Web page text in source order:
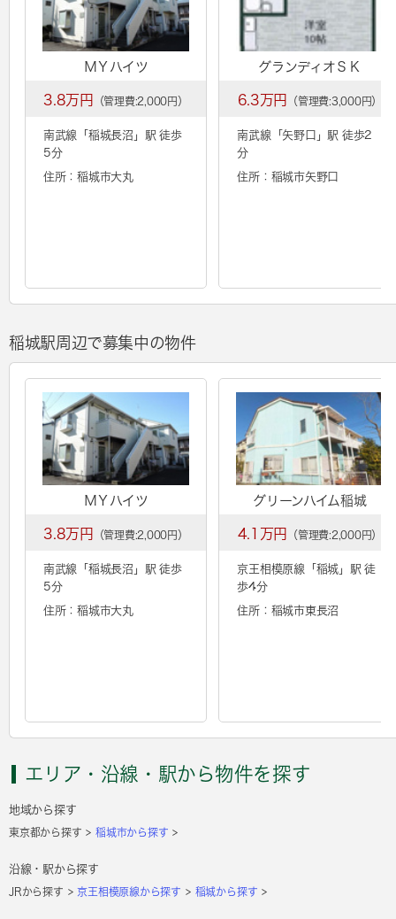
ＭＹハイツ
3.8万円 （管理費:2,000円）
南武線「 稲城長沼 」駅 徒歩
5分
住所：稲城市大丸
グランディオＳＫ
6.3万円 （管理費:3,000円）
南武線「矢野口
」駅 徒歩2
分
住所：稲城市矢野口
稲城駅周辺で募集中の物件
ＭＹハイツ
3.8万円 （管理費:2,000円）
南武線「 稲城長沼 」駅 徒歩
5分
住所：稲城市大丸
グリーンハイム稲城
4.1万円 （管理費:2,000円）
京王相模原線「 稲城 」駅 徒
歩4分
住所：稲城市東長沼
エリア・沿線・駅から物件を探す
地域から探す
東京都から探す 稲城市から探す
沿線・駅から探す
JRから探す 京王相模原線から探す 稲城から探す